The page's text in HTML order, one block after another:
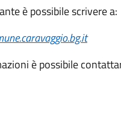
è possibile scrivere a:
è possibile